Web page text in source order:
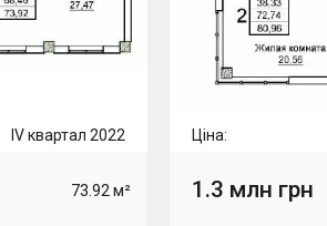
IV квартал 2022
73.92 м²
Ціна:
1.3 млн грн